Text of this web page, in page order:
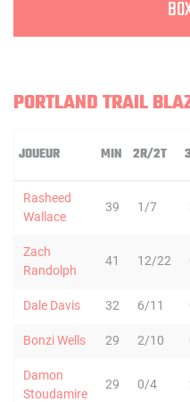
PORTLAND TRAIL
JOUEUR MIN 2R/2T
Rasheed
Wallace
39 1/7
Zach
Randolph
41 12/22
Dale Davis 32 6/11
Bonzi Wells 29 2/10
Damon
Stoudamire
29 0/4